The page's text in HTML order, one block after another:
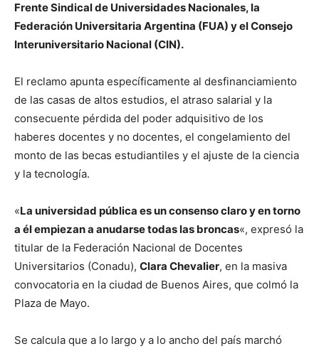
Frente Sindical de Universidades Nacionales, la
Federación Universitaria Argentina (FUA) y el Consejo
Interuniversitario Nacional (CIN).
El reclamo apunta específicamente al desfinanciamiento
de las casas de altos estudios, el atraso salarial y la
consecuente pérdida del poder adquisitivo de los
haberes docentes y no docentes, el congelamiento del
monto de las becas estudiantiles y el ajuste de la ciencia
y la tecnología.
«La universidad pública es un consenso claro y en torno
a él empiezan a anudarse todas las broncas«, expresó la
titular de la Federación Nacional de Docentes
Universitarios (Conadu), Clara Chevalier, en la masiva
convocatoria en la ciudad de Buenos Aires, que colmó la
Plaza de Mayo.
Se calcula que a lo largo y a lo ancho del país marchó